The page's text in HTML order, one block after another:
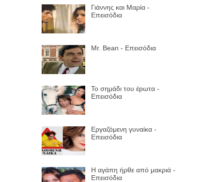
Γιάννης και Μαρία -
Επεισόδια
Mr. Bean - Επεισόδια
Το σημάδι του έpωτα -
Επεισόδια
Εργαζόμενη γυναίκα -
Επεισόδια
Η αγάπη ήρθε από μακριά -
Επεισόδια